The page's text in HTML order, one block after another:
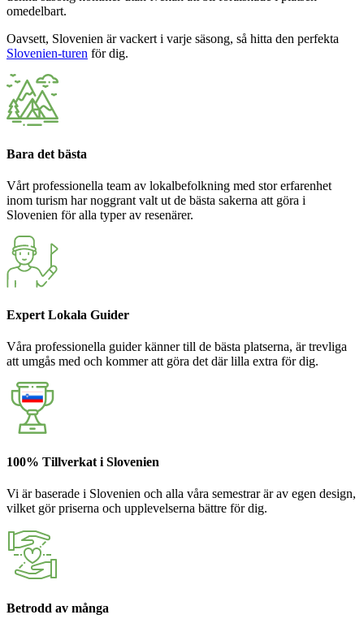
omedelbart.
Oavsett, Slovenien är vackert i varje säsong, så hitta den perfekta
Slovenien-turen för dig.
Bara det bästa
Vårt professionella team av lokalbefolkning med stor erfarenhet
inom turism har noggrant valt ut de bästa sakerna att göra i
Slovenien för alla typer av resenärer.
Expert Lokala Guider
Våra professionella guider känner till de bästa platserna, är trevliga
att umgås med och kommer att göra det där lilla extra för dig.
100% Tillverkat i Slovenien
Vi är baserade i Slovenien och alla våra semestrar är av egen design,
vilket gör priserna och upplevelserna bättre för dig.
Betrodd av många